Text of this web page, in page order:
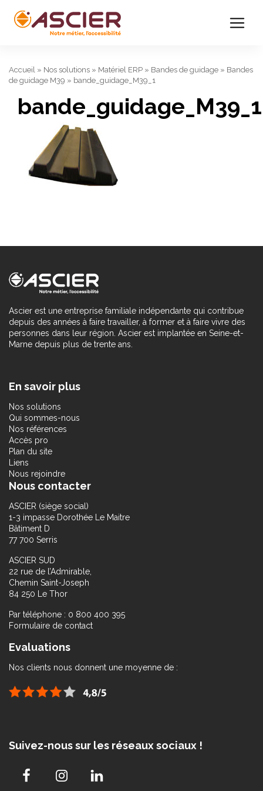
Accueil » Nos solutions » Matériel ERP » Bandes de guidage » Bandes
de guidage M39 » bande_guidage_M39_1
bande_guidage_M39_1
Ascier est une entreprise familiale indépendante qui contribue
depuis des années à faire travailler, à former et à faire vivre des
personnes dans leur région. Ascier est implantée en Seine-et-
Marne depuis plus de trente ans.
En savoir plus
Nos solutions
Qui sommes-nous
Nos références
Accès pro
Plan du site
Liens
Nous rejoindre
Nous contacter
ASCIER (siège social)
1-3 impasse Dorothée Le Maitre
Bâtiment D
77 700 Serris
ASCIER SUD
22 rue de l’Admirable,
Chemin Saint-Joseph
84 250 Le Thor
Par téléphone : 0 800 400 395
Formulaire de contact
Evaluations
Nos clients nous donnent une moyenne de :
Suivez-nous sur les réseaux sociaux !